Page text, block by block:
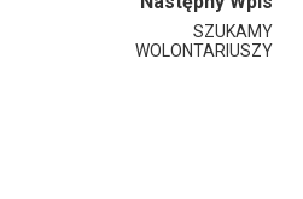
SZUKAMY
WOLONTARIUSZY